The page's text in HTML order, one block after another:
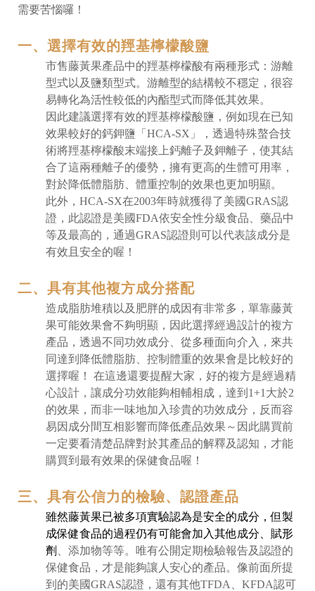
需要苦惱囉！
一、選擇有效的羥基檸檬酸鹽
市售藤黃果產品中的羥基檸檬酸有兩種形式：游離
型式以及鹽類型式。游離型的結構較不穩定，很容
易轉化為活性較低的內酯型式而降低其效果。
因此建議選擇有效的羥基檸檬酸鹽，例如現在已知
效果較好的鈣鉀鹽「HCA-SX」，透過特殊螯合技
術將羥基檸檬酸末端接上鈣離子及鉀離子，使其結
合了這兩種離子的優勢，擁有更高的生體可用率，
對於降低體脂肪、體重控制的效果也更加明顯。
此外，HCA-SX在2003年時就獲得了美國GRAS認
證，此認證是美國FDA依安全性分級食品、藥品中
等及最高的，通過GRAS認證則可以代表該成分是
有效且安全的喔！
二、具有其他複方成分搭配
造成脂肪堆積以及肥胖的成因有非常多，單靠藤黃
果可能效果會不夠明顯，因此選擇經過設計的複方
產品，透過不同功效成分、從多種面向介入，來共
同達到降低體脂肪、控制體重的效果會是比較好的
選擇喔！ 在這邊還要提醒大家，好的複方是經過精
心設計，讓成分功效能夠相輔相成，達到1+1大於2
的效果，而非一味地加入珍貴的功效成分，反而容
易因成分間互相影響而降低產品效果～因此購買前
一定要看清楚品牌對於其產品的解釋及認知，才能
購買到最有效果的保健食品喔！
三、具有公信力的檢驗、認證產品
雖然藤黃果已被多項實驗認為是安全的成分，但製
成保健食品的過程仍有可能會加入其他成分、賦形
劑
、添加物等等。唯有公開定期檢驗報告及認證的
保健食品，才是能夠讓人安心的產品。像前面所提
到的美國GRAS認證，還有其他TFDA、KFDA認可